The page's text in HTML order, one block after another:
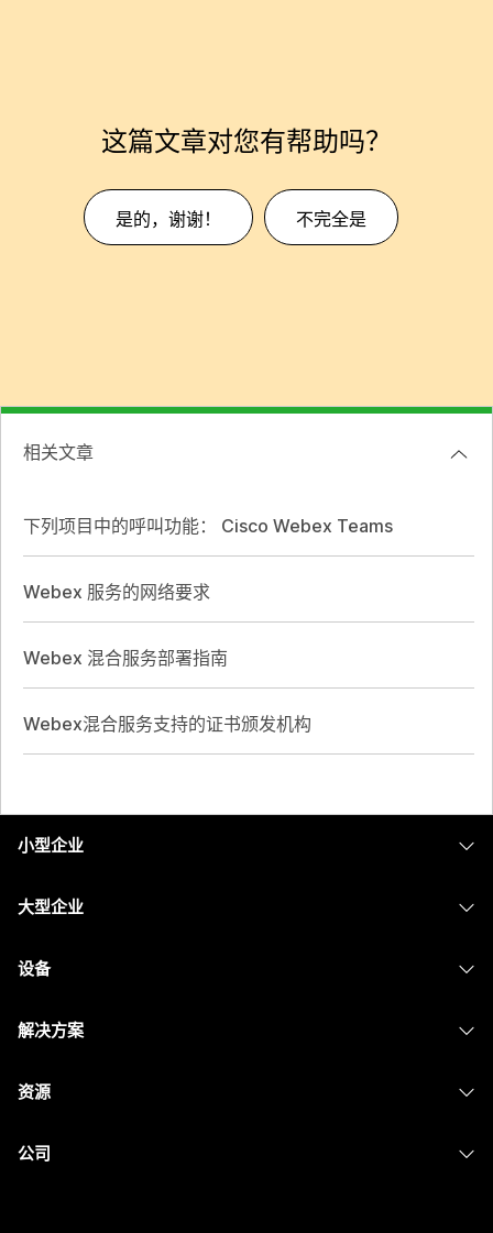
这篇文章对您有帮助吗？
是的，谢谢！ 不完全是
相关文章
下列项目中的呼叫功能： Cisco Webex Teams
Webex 服务的网络要求
Webex 混合服务部署指南
Webex混合服务支持的证书颁发机构
小型企业
大型企业
设备
解决方案
资源
公司